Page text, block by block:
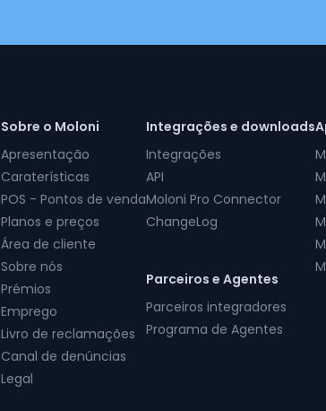
Sobre o Moloni
Apresentação
Caraterísticas
POS - Pontos de venda
Planos e preços
Área de cliente
Sobre nós
Prémios
Emprego
Livro de reclamações
Canal de denúncias
Legal
Integrações e downloads
Integrações
API
Moloni Pro Connector
ChangeLog
Parceiros e Agentes
Parceiros integradores
Programa de Agentes